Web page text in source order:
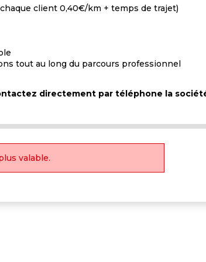
client 0,40€/km + temps de trajet)
tout au long du parcours professionnel
directement par téléphone la
valable.